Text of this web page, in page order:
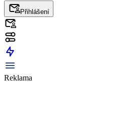
Přihlášení
Reklama